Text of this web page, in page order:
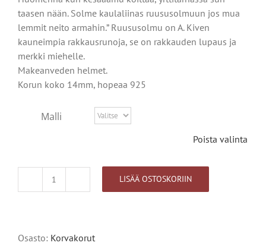
taasen nään. Solme kaulaliinas ruususolmuun jos mua
lemmit neito armahin.” Ruususolmu on A. Kiven
kauneimpia rakkausrunoja, se on rakkauden lupaus ja
merkki miehelle.
Makeanveden helmet.
Korun koko 14mm, hopeaa 925
Malli
Poista valinta
Ruususolmu
LISÄÄ OSTOSKORIIN
Osasto: Korvakorut